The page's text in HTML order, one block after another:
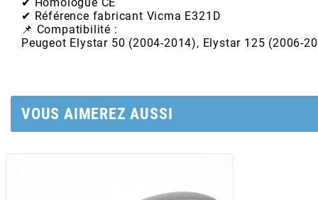
ARCHIVE
ARIETE
ARMLOCK
✔ Référence fabricant Vicma E321D
📌 Compatibilité :
Peugeot Elystar 50 (2004-2014), Elystar 125 (2006-
VOUS AIMEREZ AUSSI